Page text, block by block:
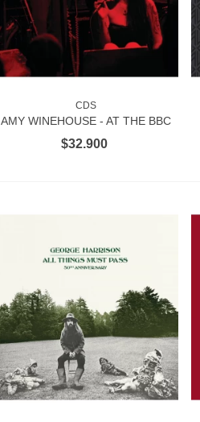
AÑADIR AL CARRITO
CDS
AMY WINEHOUSE - AT THE BBC
- 3CD
$32.900